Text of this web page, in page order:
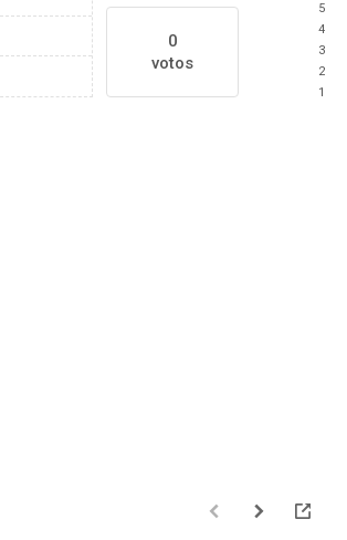
0
votos
5
4
3
2
1